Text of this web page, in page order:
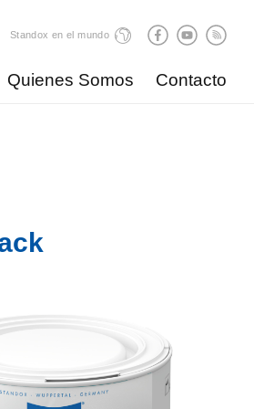
Standox en el mundo
Quienes Somos Contacto